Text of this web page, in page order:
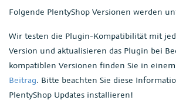
Folgende PlentyShop Versionen werden
Wir testen die Plugin-Kompatibilität mit
Version und aktualisieren das Plugin bei
kompatiblen Versionen finden Sie in einem
Beitrag. Bitte beachten Sie diese
PlentyShop Updates installieren!